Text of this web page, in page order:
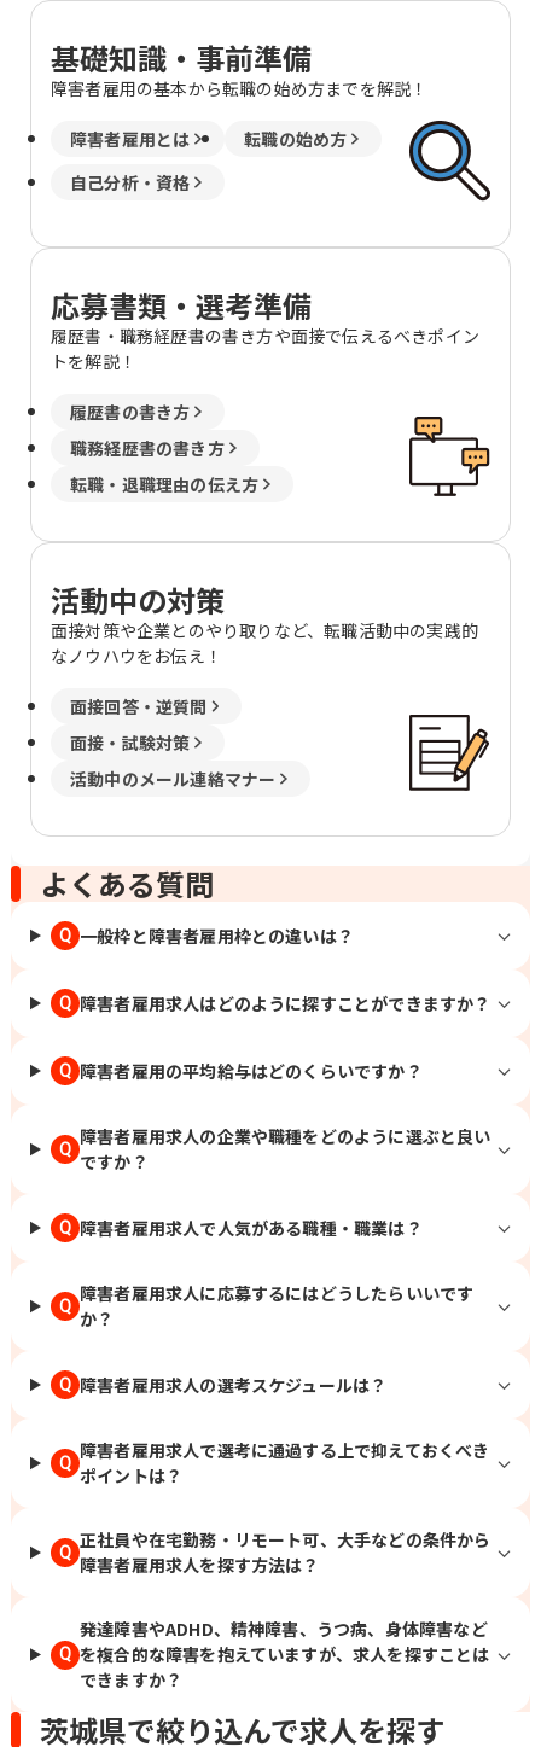
基礎知識・事前準備
障害者雇用の基本から転職の始め方までを解説！
障害者雇用とは
転職の始め方
自己分析・資格
応募書類・選考準備
履歴書・職務経歴書の書き方や面接で伝えるべきポイン
トを解説！
履歴書の書き方
職務経歴書の書き方
転職・退職理由の伝え方
活動中の対策
面接対策や企業とのやり取りなど、転職活動中の実践的
なノウハウをお伝え！
面接回答・逆質問
面接・試験対策
活動中のメール連絡マナー
よくある質問
Q 一般枠と障害者雇用枠との違いは？
Q 障害者雇用求人はどのように探すことができますか？
Q 障害者雇用の平均給与はどのくらいですか？
Q
障害者雇用求人の企業や職種をどのように選ぶと良い
ですか？
Q 障害者雇用求人で人気がある職種・職業は？
Q
障害者雇用求人に応募するにはどうしたらいいです
か？
Q 障害者雇用求人の選考スケジュールは？
Q
障害者雇用求人で選考に通過する上で抑えておくべき
ポイントは？
Q
正社員や在宅勤務・リモート可、大手などの条件から
障害者雇用求人を探す方法は？
Q
発達障害やADHD、精神障害、うつ病、身体障害など
を複合的な障害を抱えていますが、求人を探すことは
できますか？
茨城県で絞り込んで求人を探す